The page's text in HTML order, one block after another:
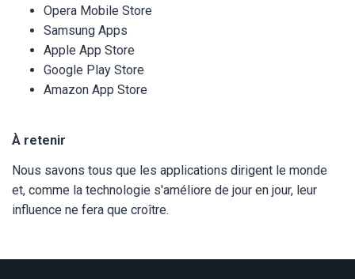
Opera Mobile Store
Samsung Apps
Apple App Store
Google Play Store
Amazon App Store
À retenir
Nous savons tous que les applications dirigent le monde
et, comme la technologie s'améliore de jour en jour, leur
influence ne fera que croître.